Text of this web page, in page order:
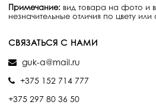
Примечание: вид товара на фото и
незначительные отличия по цвету или
СВЯЗАТЬСЯ С НАМИ
guk-a@mail.ru
+375 152 714 777
+375 297 80 36 50